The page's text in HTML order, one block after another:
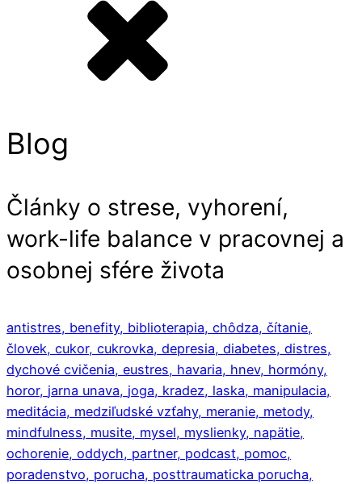
Blog
Články o strese, vyhorení,
work-life balance v pracovnej a
osobnej sfére života
antistres, benefity, biblioterapia, chôdza, čítanie,
človek, cukor, cukrovka, depresia, diabetes, distres,
dychové cvičenia, eustres, havaria, hnev, hormóny,
horor, jarna unava, joga, kradez, laska, manipulacia,
meditácia, medziľudské vzťahy, meranie, metody,
mindfulness, musite, mysel, myslienky, napätie,
ochorenie, oddych, partner, podcast, pomoc,
poradenstvo, porucha, posttraumaticka porucha,